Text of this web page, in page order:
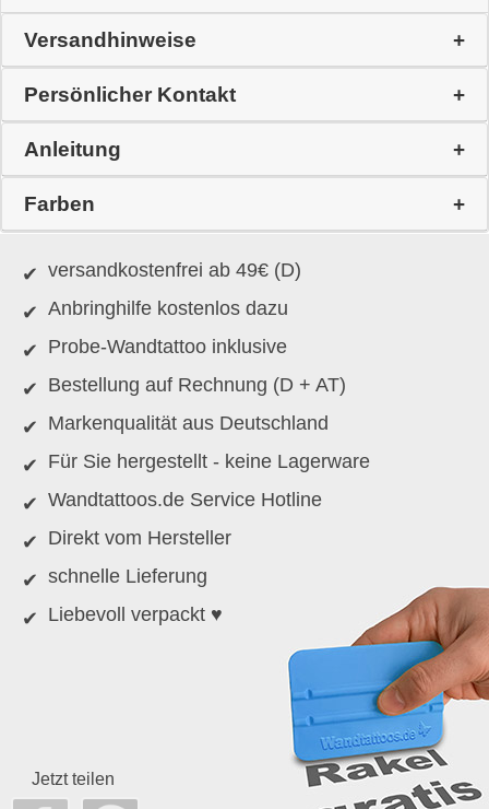
Versandhinweise
Persönlicher Kontakt
Anleitung
Farben
versandkostenfrei ab 49€ (D)
Anbringhilfe kostenlos dazu
Probe-Wandtattoo inklusive
Bestellung auf Rechnung (D + AT)
Markenqualität aus Deutschland
Für Sie hergestellt - keine Lagerware
Wandtattoos.de Service Hotline
Direkt vom Hersteller
schnelle Lieferung
Liebevoll verpackt ♥
Jetzt teilen